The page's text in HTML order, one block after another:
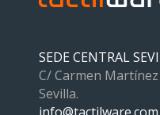
SEDE CENTRAL
C/ Carmen
Sevilla.